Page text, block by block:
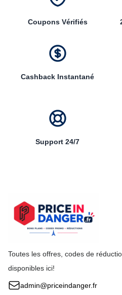
Coupons Vérifiés
Cashback Instantané
Support 24/7
Toutes les offres, codes de
disponibles ici!
admin@priceindanger.fr